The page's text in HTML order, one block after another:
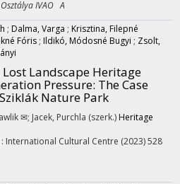
IVAO A
; Dalma, Varga ; Krisztina, Filepné
Fóris ; Ildikó, Módosné Bugyi ; Zsolt,
Landscape Heritage
Pressure: The Case
Nature Park
✉; Jacek, Purchla (szerk.) Heritage
International Cultural Centre (2023)528